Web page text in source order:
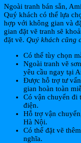
Ngoài tranh bán sẵn,
Quý khách có thể lựa
hợp với không gian và
gian đặt vẽ tranh sẽ
đặt vẽ. Quý khách cũng
Có thể tùy chọn
Ngoài tranh vẽ
yêu cầu ngay tại
Được hỗ trợ tư
gian hoàn toàn
Có vận chuyển đi
điện.
Hỗ trợ vận
Hà Nội.
Có thể đặt vẽ
nghĩa.